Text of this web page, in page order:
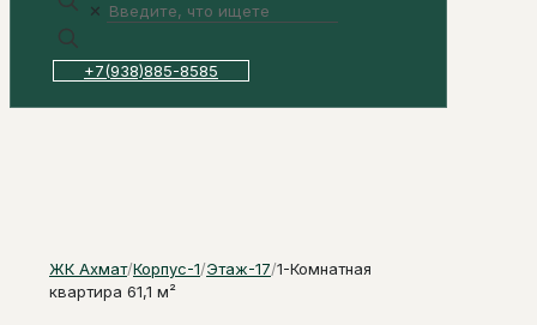
✕
+7(938)885-8585
ЖК Ахмат/Корпус-1/Этаж-17/1-Комнатная
квартира 61,1 м²